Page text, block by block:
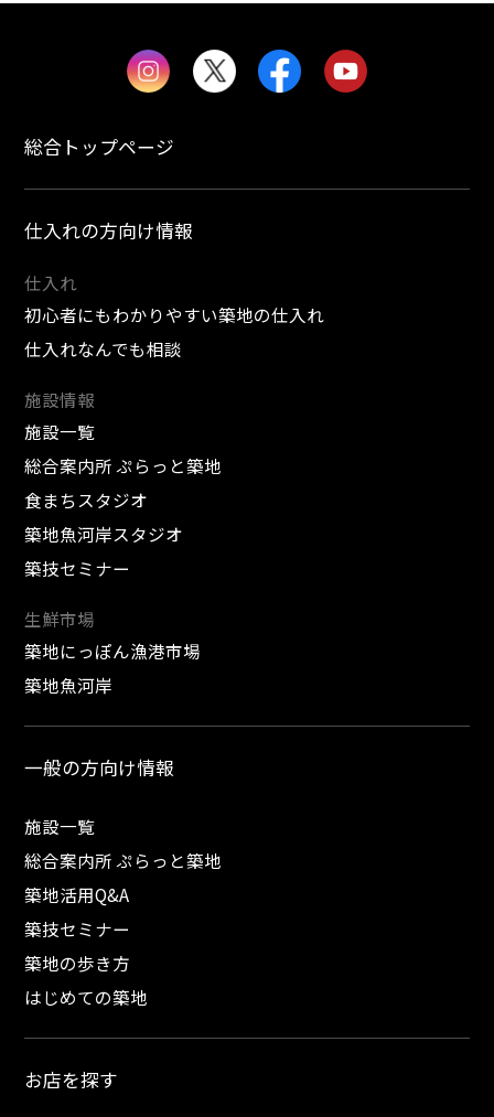
総合トップページ
仕入れの方向け情報
仕入れ
初心者にもわかりやすい築地の仕入れ
仕入れなんでも相談
施設情報
施設一覧
総合案内所 ぷらっと築地
食まちスタジオ
築地魚河岸スタジオ
築技セミナー
生鮮市場
築地にっぽん漁港市場
築地魚河岸
一般の方向け情報
施設一覧
総合案内所 ぷらっと築地
築地活用Q&A
築技セミナー
築地の歩き方
はじめての築地
お店を探す